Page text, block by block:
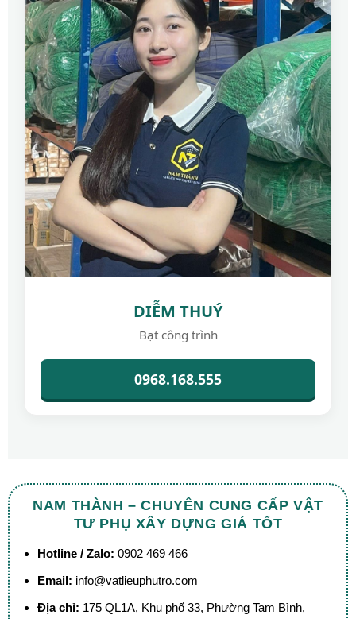
DIỄM THUÝ
Bạt công trình
0968.168.555
NAM THÀNH – CHUYÊN CUNG CẤP VẬT
TƯ PHỤ XÂY DỰNG GIÁ TỐT
Hotline / Zalo: 0902 469 466
Email: info@vatlieuphutro.com
Địa chỉ: 175 QL1A, Khu phố 33, Phường Tam Bình,